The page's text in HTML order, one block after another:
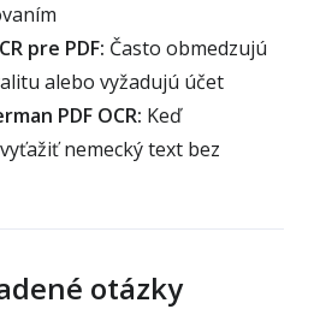
pre PDF: Často obmedzujú
alebo vyžadujú účet
PDF OCR: Keď
nemecký text bez
otázky